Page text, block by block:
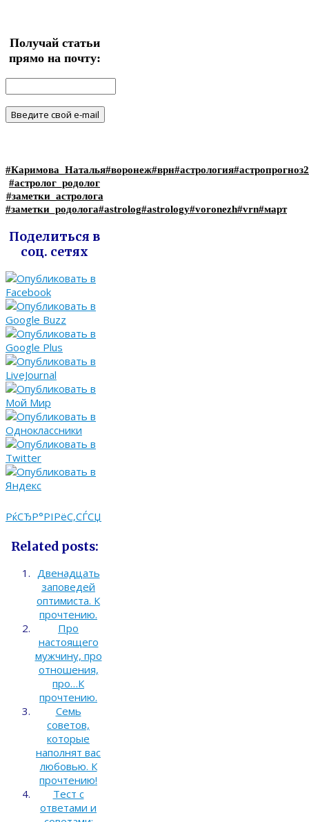
Получай статьи
прямо на почту:
#Каримова_Наталья#воронеж#врн#астрология
#астролог_родолог
#заметки_астролога
#заметки_родолога#astrolog#astrology#voronezh#vrn#март
Поделиться в
соц. сетях
РќСЂР°РІРёС‚СЃСЏ
Related posts:
Двенадцать
заповедей
оптимиста. К
прочтению.
Про
настоящего
мужчину, про
отношения,
про…К
прочтению.
Семь
советов,
которые
наполнят вас
любовью. К
прочтению!
Тест с
ответами и